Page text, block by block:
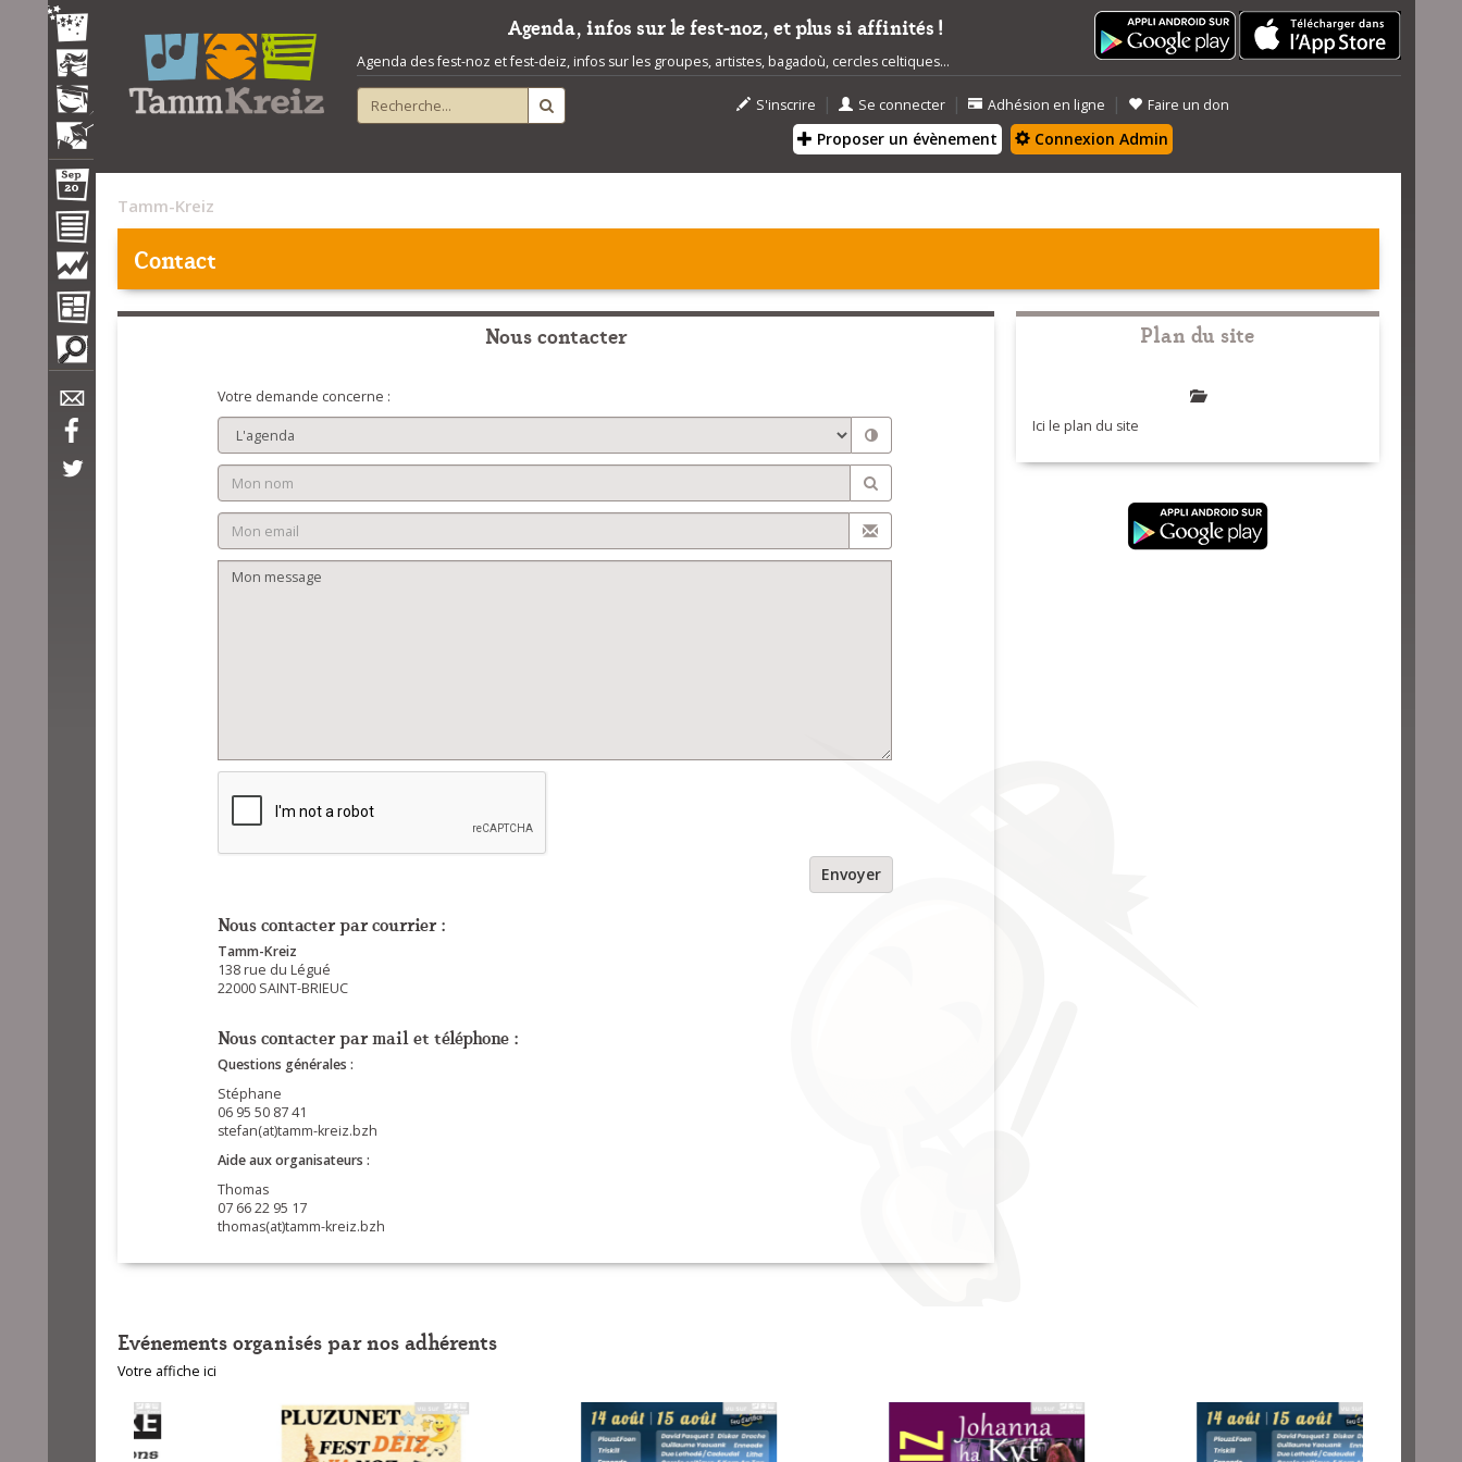
Agenda, infos sur le fest-noz, et plus si affinités !
Agenda des fest-noz et fest-deiz, infos sur les groupes, artistes, bagadoù, cercles celtiques...
S'inscrire | Se connecter | Adhésion en ligne | Faire un don
Proposer un évènement Connexion Admin
Tamm-Kreiz
Contact
Nous contacter
Votre demande concerne :
Envoyer
Nous contacter par courrier :
Tamm-Kreiz
138 rue du Légué
22000 SAINT-BRIEUC
Nous contacter par mail et téléphone :
Questions générales :
Stéphane
06 95 50 87 41
stefan(at)tamm-kreiz.bzh
Aide aux organisateurs :
Thomas
07 66 22 95 17
thomas(at)tamm-kreiz.bzh
Plan du site
Ici le plan du site
Evénements organisés par nos adhérents
Votre affiche ici